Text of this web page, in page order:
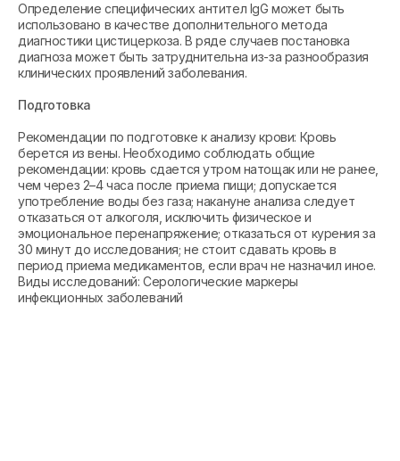
Определение специфических антител IgG может быть
использовано в качестве дополнительного метода
диагностики цистицеркоза. В ряде случаев постановка
диагноза может быть затруднительна из-за разнообразия
клинических проявлений заболевания.
Подготовка
Рекомендации по подготовке к анализу крови: Кровь
берется из вены. Необходимо соблюдать общие
рекомендации: кровь сдается утром натощак или не ранее,
чем через 2–4 часа после приема пищи; допускается
употребление воды без газа; накануне анализа следует
отказаться от алкоголя, исключить физическое и
эмоциональное перенапряжение; отказаться от курения за
30 минут до исследования; не стоит сдавать кровь в
период приема медикаментов, если врач не назначил иное.
Виды исследований: Серологические маркеры
инфекционных заболеваний